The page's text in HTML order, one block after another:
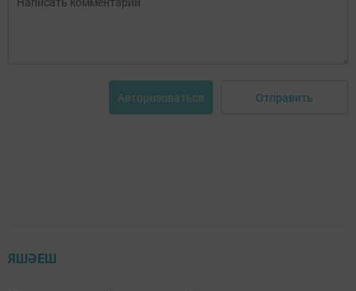
Авторизоваться Отправить
ЯШӘЕШ